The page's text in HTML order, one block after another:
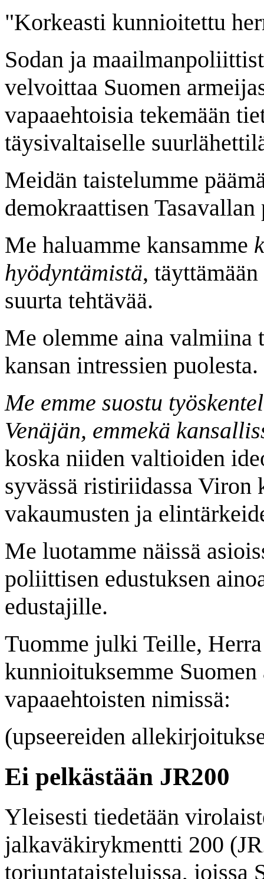
"Korkeasti kunnioitettu
Sodan ja
velvoittaa Suomen
vapaaehtoisia tekemään
täysivaltaiselle
Meidän taistelumme
demokraattisen
Me haluamme kansamme
hyödyntämistä,
suurta tehtävää.
Me olemme aina valmiina
kansan intressien puolesta.
Me emme suostu
Venäjän, emmekä
koska niiden valtioiden
syvässä ristiriidassa Viron
vakaumusten ja
Me luotamme näissä
poliittisen edustuksen
edustajille.
Tuomme julki Teille,
kunnioituksemme
vapaaehtoisten nimissä:
(upseereiden
Ei pelkästään JR200
Yleisesti tiedetään
jalkaväkirykmentti 200
torjuntataisteluissa, joissa